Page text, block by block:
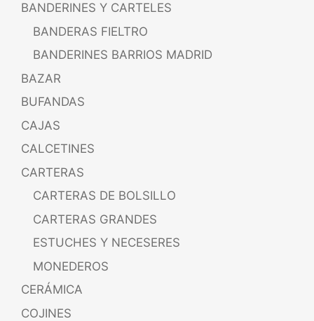
BANDERINES Y CARTELES
BANDERAS FIELTRO
BANDERINES BARRIOS MADRID
BAZAR
BUFANDAS
CAJAS
CALCETINES
CARTERAS
CARTERAS DE BOLSILLO
CARTERAS GRANDES
ESTUCHES Y NECESERES
MONEDEROS
CERÁMICA
COJINES